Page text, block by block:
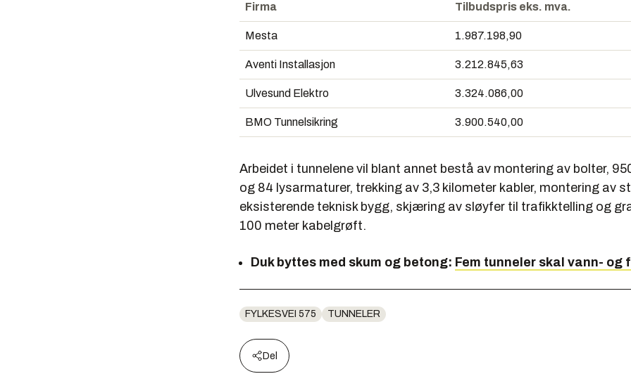
Firma Tilbudspris eks. mva.
Mesta 1.987.198,90
Aventi Installasjon 3.212.845,63
Ulvesund Elektro 3.324.086,00
BMO Tunnelsikring 3.900.540,00
Arbeidet i tunnelene vil blant annet bestå av montering av bolter,
og 84 lysarmaturer, trekking av 3,3 kilometer kabler, montering av
eksisterende teknisk bygg, skjæring av sløyfer til trafikktelling og
100 meter kabelgrøft.
Duk byttes med skum og betong: Fem tunneler skal vann- og
FYLKESVEI 575 TUNNELER
Del